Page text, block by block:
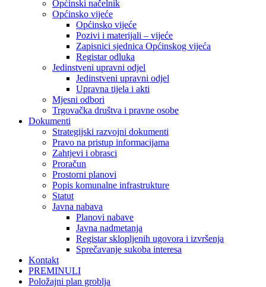
Općinski načelnik
Općinsko vijeće
Općinsko vijeće
Pozivi i materijali – vijeće
Zapisnici sjednica Općinskog vijeća
Registar odluka
Jedinstveni upravni odjel
Jedinstveni upravni odjel
Upravna tijela i akti
Mjesni odbori
Trgovačka društva i pravne osobe
Dokumenti
Strategijski razvojni dokumenti
Pravo na pristup informacijama
Zahtjevi i obrasci
Proračun
Prostorni planovi
Popis komunalne infrastrukture
Statut
Javna nabava
Planovi nabave
Javna nadmetanja
Registar sklopljenih ugovora i izvršenja
Sprečavanje sukoba interesa
Kontakt
PREMINULI
Položajni plan groblja